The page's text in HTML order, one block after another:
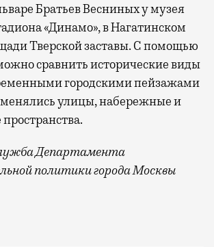
Братьев Весниных у музея
«Динамо», в Нагатинском
Тверской заставы. С помощью
сравнить исторические виды
городскими пейзажами
менялись улицы, набережные и
Департамента
политики города Москвы
праздник День